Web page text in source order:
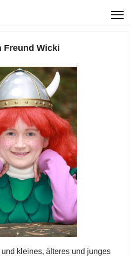
Freund Wicki
kleines, älteres und junges